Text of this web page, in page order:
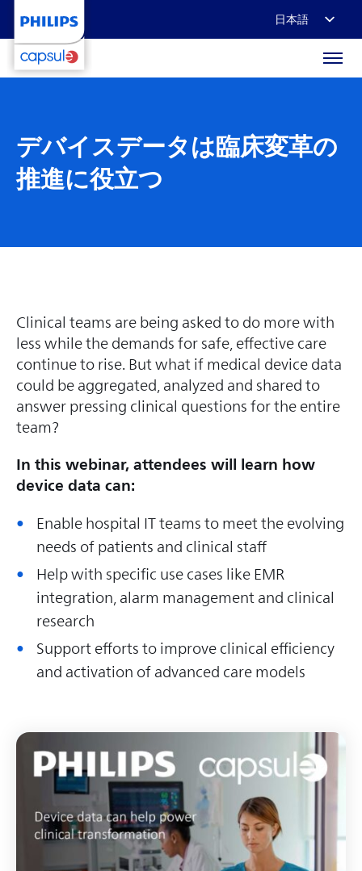
日本語
デバイスデータは臨床変革の
推進に役立つ
Clinical teams are being asked to do more with
less while the demands for safe, effective care
continue to rise. But what if medical device data
could be aggregated, analyzed and shared to
answer pressing clinical questions for the entire
team?
In this webinar, attendees will learn how
device data can:
Enable hospital IT teams to meet the evolving
needs of patients and clinical staff
Help with specific use cases like EMR
integration, alarm management and clinical
research
Support efforts to improve clinical efficiency
and activation of advanced care models